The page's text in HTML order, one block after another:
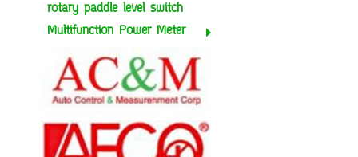
rotary paddle level switch
Multifunction Power Meter